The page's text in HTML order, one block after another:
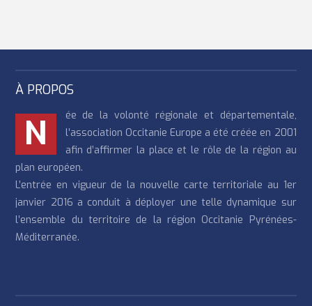
À PROPOS
N
ée de la volonté régionale et départementale,
l’association Occitanie Europe a été créée en 2001
afin d’affirmer la place et le rôle de la région au
plan européen.
L’entrée en vigueur de la nouvelle carte territoriale au 1er
janvier 2016 a conduit à déployer une telle dynamique sur
l’ensemble du territoire de la région Occitanie Pyrénées-
Méditerranée.